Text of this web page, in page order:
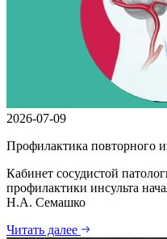
2026-07-09
Профилактика повторного
Кабинет сосудистой
профилактики инсульта
Н.А. Семашко
Читать далее